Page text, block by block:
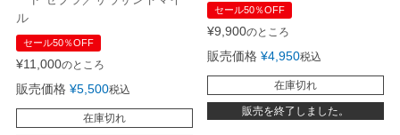
ル
セール50％OFF
¥11,000のところ
販売価格 ¥5,500税込
在庫切れ
セール50％OFF
¥9,900のところ
販売価格 ¥4,950税込
在庫切れ
販売を終了しました。